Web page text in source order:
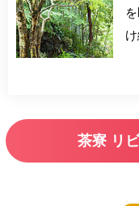
茶寮 リ